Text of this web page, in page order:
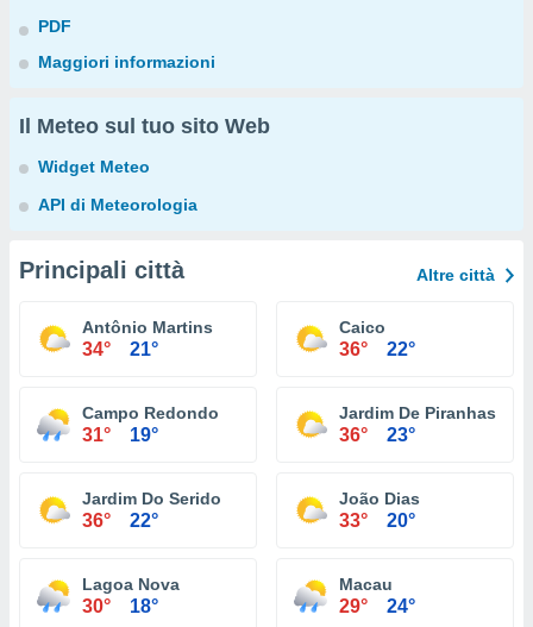
PDF
Maggiori informazioni
Il Meteo sul tuo sito Web
Widget Meteo
API di Meteorologia
Principali città Altre città
Antônio Martins
34° 21°
Caico
36° 22°
Campo Redondo
31° 19°
Jardim De Piranhas
36° 23°
Jardim Do Serido
36° 22°
João Dias
33° 20°
Lagoa Nova
30° 18°
Macau
29° 24°